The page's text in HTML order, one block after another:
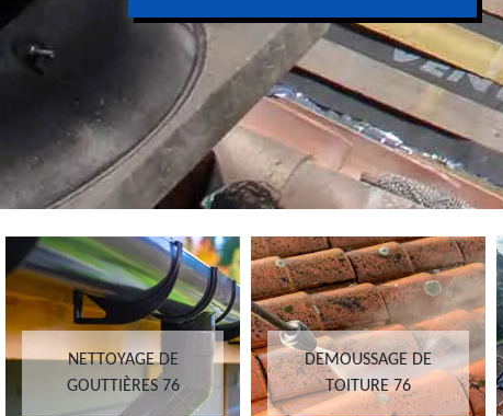
NETTOYAGE DE
GOUTTIÈRES 76
DEMOUSSAGE DE
TOITURE 76